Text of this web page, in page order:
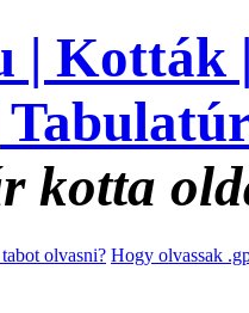
kotta
olvasni? Hogy olvassak